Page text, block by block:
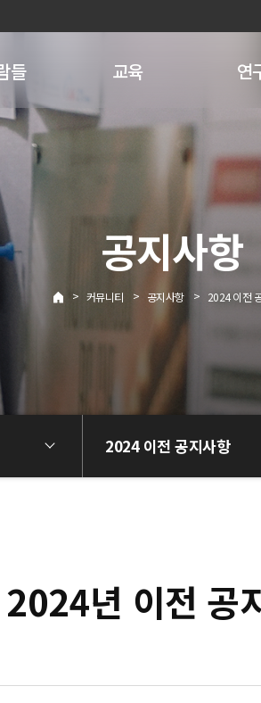
들 교육 연
공지사항
> 커뮤니티 > 공지사항 > 2024 이전
2024 이전 공지사항
2024년 이전 공